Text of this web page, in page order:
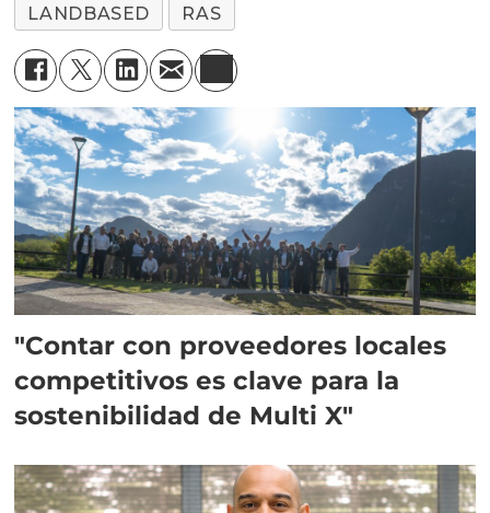
LANDBASED
RAS
"Contar con proveedores locales
competitivos es clave para la
sostenibilidad de Multi X"